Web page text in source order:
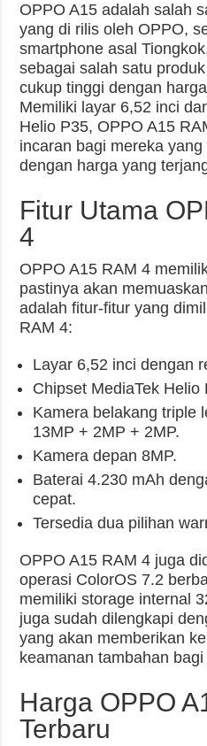
OPPO A15 adalah salah
yang di rilis oleh OPPO,
smartphone asal
sebagai salah satu
cukup tinggi dengan
Memiliki layar 6,52 inci
Helio P35, OPPO A15
incaran bagi mereka
dengan harga yang
Fitur Utama
4
OPPO A15 RAM 4
pastinya akan
adalah fitur-fitur yang
RAM 4:
Layar 6,52 inci dengan
Chipset MediaTek Helio
Kamera belakang triple
13MP + 2MP + 2MP.
Kamera depan 8MP.
Baterai 4.230 mAh
cepat.
Tersedia dua pilihan
OPPO A15 RAM 4 juga
operasi ColorOS 7.2
memiliki storage internal
juga sudah dilengkapi
yang akan memberikan
keamanan tambahan
Harga OPPO
Terbaru